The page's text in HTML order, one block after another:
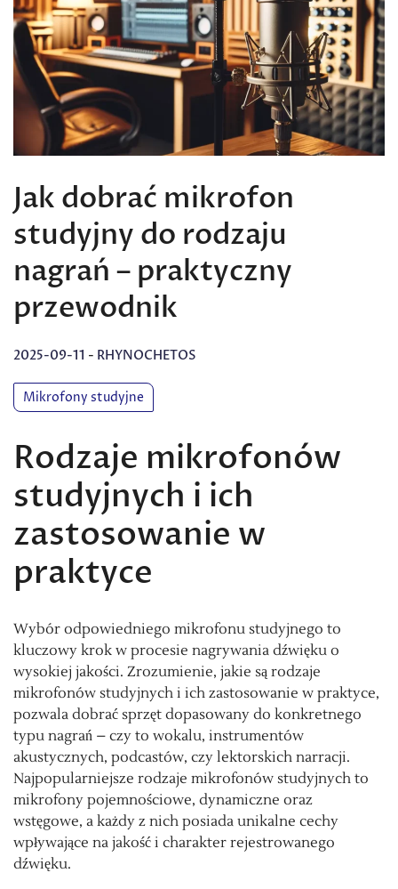
Jak dobrać mikrofon
studyjny do rodzaju
nagrań – praktyczny
przewodnik
2025-09-11 - RHYNOCHETOS
Mikrofony studyjne
Rodzaje mikrofonów
studyjnych i ich
zastosowanie w
praktyce
Wybór odpowiedniego mikrofonu studyjnego to
kluczowy krok w procesie nagrywania dźwięku o
wysokiej jakości. Zrozumienie, jakie są rodzaje
mikrofonów studyjnych i ich zastosowanie w praktyce,
pozwala dobrać sprzęt dopasowany do konkretnego
typu nagrań – czy to wokalu, instrumentów
akustycznych, podcastów, czy lektorskich narracji.
Najpopularniejsze rodzaje mikrofonów studyjnych to
mikrofony pojemnościowe, dynamiczne oraz
wstęgowe, a każdy z nich posiada unikalne cechy
wpływające na jakość i charakter rejestrowanego
dźwięku.